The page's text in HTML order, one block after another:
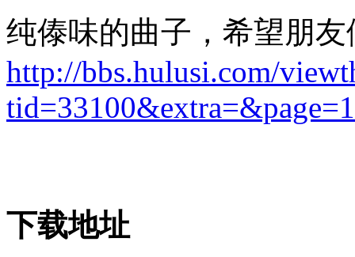
纯傣味的曲子，希望朋
http://bbs.hulusi.com/
tid=33100&extra=&page=1
下载地址